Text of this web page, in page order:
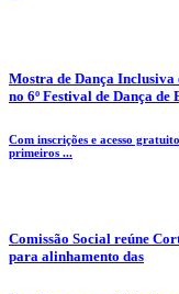
Mostra de Dança
no 6º Festival de Dança de
Com inscrições e acesso
primeiros ...
Comissão Social reúne
para alinhamento das